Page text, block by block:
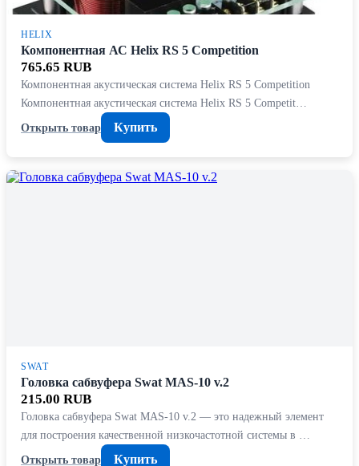
HELIX
Компонентная АС Helix RS 5 Competition
765.65 RUB
Компонентная акустическая система Helix RS 5 Competition
Компонентная акустическая система Helix RS 5 Competit…
Открыть товар
Купить
SWAT
Головка сабвуфера Swat MAS-10 v.2
215.00 RUB
Головка сабвуфера Swat MAS-10 v.2 — это надежный элемент
для построения качественной низкочастотной системы в …
Открыть товар
Купить